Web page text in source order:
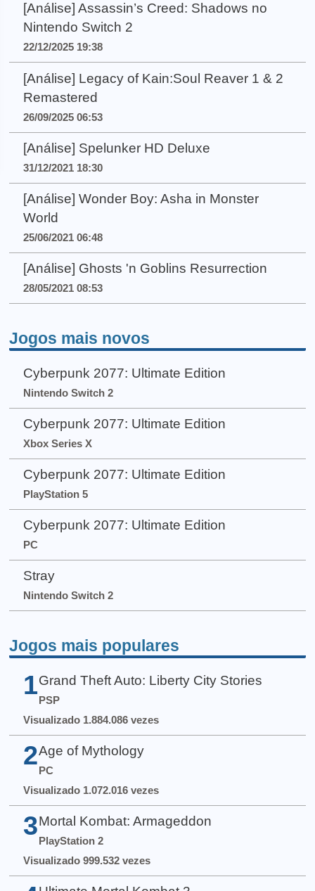
[Análise] Assassin’s Creed: Shadows no
Nintendo Switch 2
22/12/2025 19:38
[Análise] Legacy of Kain:Soul Reaver 1 & 2
Remastered
26/09/2025 06:53
[Análise] Spelunker HD Deluxe
31/12/2021 18:30
[Análise] Wonder Boy: Asha in Monster
World
25/06/2021 06:48
[Análise] Ghosts 'n Goblins Resurrection
28/05/2021 08:53
Jogos mais novos
Cyberpunk 2077: Ultimate Edition
Nintendo Switch 2
Cyberpunk 2077: Ultimate Edition
Xbox Series X
Cyberpunk 2077: Ultimate Edition
PlayStation 5
Cyberpunk 2077: Ultimate Edition
PC
Stray
Nintendo Switch 2
Jogos mais populares
1 Grand Theft Auto: Liberty City Stories
PSP
Visualizado 1.884.086 vezes
2 Age of Mythology
PC
Visualizado 1.072.016 vezes
3 Mortal Kombat: Armageddon
PlayStation 2
Visualizado 999.532 vezes